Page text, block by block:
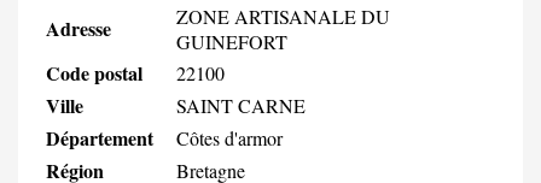
Adresse
ZONE ARTISANALE DU
GUINEFORT
Code postal 22100
Ville SAINT CARNE
Département Côtes d'armor
Région Bretagne